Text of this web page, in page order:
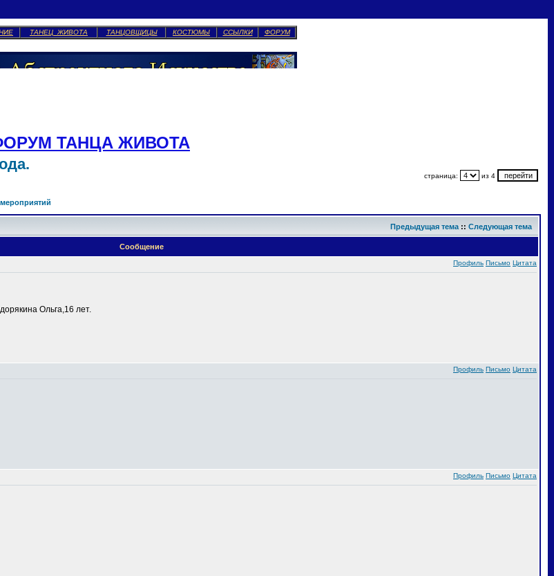
ТАНЕЦ ЖИВОТА ТАНЦОВЩИЦЫ КОСТЮМЫ ССЫЛКИ ФОРУМ
ТАНЦА ЖИВОТА
страница: из 4
Предыдущая тема :: Следующая тема
Сообщение
Профиль Письмо Цитата
Ольга,16 лет.
Профиль Письмо Цитата
Профиль Письмо Цитата